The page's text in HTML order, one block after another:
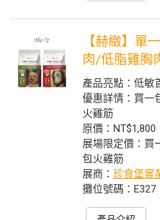
【赫緻】單
肉/低脂雞胸
產品亮點：低敏
優惠詳情：買一
火雞筋
原價：NT$1,800
展場限定價：買
包火雞筋
展商： 珍食堡實
攤位號碼：E327